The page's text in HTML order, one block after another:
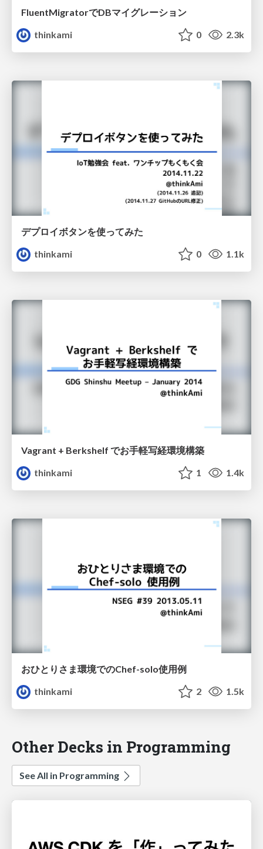
FluentMigratorでDBマイグレーション
thinkami
0 2.3k
デプロイボタンを使ってみた
thinkami
0 1.1k
Vagrant + Berkshelf でお手軽写経環境構築
thinkami
1 1.4k
おひとりさま環境でのChef-solo使用例
thinkami
2 1.5k
Other Decks in Programming
See All in Programming